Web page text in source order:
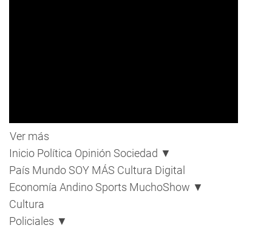
Ver más
Inicio Política Opinión Sociedad ▼
País MundoSOY MÁS Cultura Digital
Economía Andino Sports MuchoShow ▼
Cultura
Policiales ▼